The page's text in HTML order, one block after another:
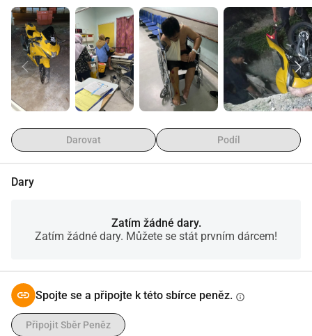
Darovat Podíl
Dary
Zatím žádné dary.
Zatím žádné dary. Můžete se stát prvním dárcem!
Spojte se a připojte k této sbírce peněz. info
Připojit Sběr Peněz